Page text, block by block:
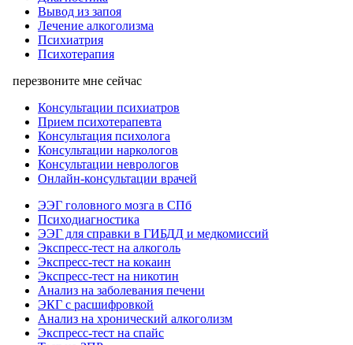
Вывод из запоя
Лечение алкоголизма
Психиатрия
Психотерапия
перезвоните мне сейчас
Консультации психиатров
Прием психотерапевта
Консультация психолога
Консультации наркологов
Консультации неврологов
Онлайн-консультации врачей
ЭЭГ головного мозга в СПб
Психодиагностика
ЭЭГ для справки в ГИБДД и медкомиссий
Экспресс-тест на алкоголь
Экспресс-тест на кокаин
Экспресс-тест на никотин
Анализ на заболевания печени
ЭКГ с расшифровкой
Анализ на хронический алкоголизм
Экспресс-тест на спайс